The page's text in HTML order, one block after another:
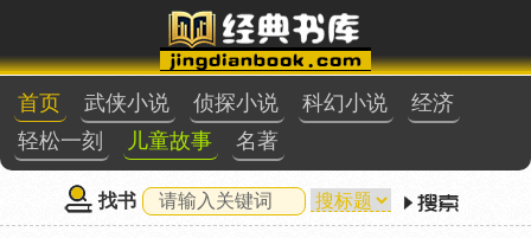
首页 武侠小说 侦探小说 科幻小说
经济
轻松一刻
儿童故事 名著
找书